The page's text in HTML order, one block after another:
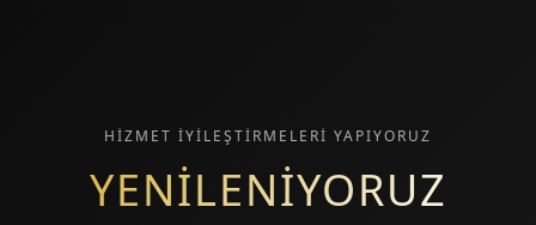
HİZMET İYİLEŞTİRMELERİ YAPIYORUZ
YENİLENİYORUZ